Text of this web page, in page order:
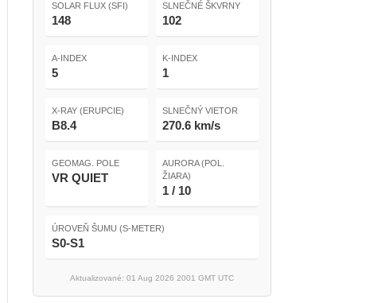
SOLAR FLUX (SFI)
148
SLNEČNÉ ŠKVRNY
102
A-INDEX
5
K-INDEX
1
X-RAY (ERUPCIE)
B8.4
SLNEČNÝ VIETOR
270.6 km/s
GEOMAG. POLE
VR QUIET
AURORA (POL.
ŽIARA)
1 / 10
ÚROVEŇ ŠUMU (S-METER)
S0-S1
Aktualizované: 01 Aug 2026 2001 GMT UTC